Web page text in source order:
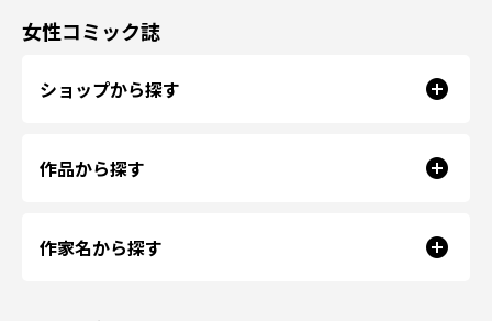
女性コミック誌
ショップから探す
作品から探す
作家名から探す